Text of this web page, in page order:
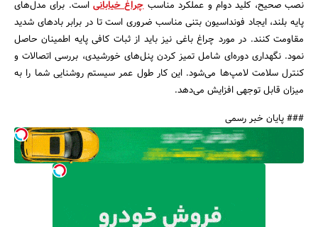
نصب صحیح، کلید دوام و عملکرد مناسبچراغ خیابانیاست. برای مدل‌های
پایه بلند، ایجاد فونداسیون بتنی مناسب ضروری است تا در برابر بادهای شدید
مقاومت کنند. در مورد چراغ باغی نیز باید از ثبات کافی پایه اطمینان حاصل
نمود. نگهداری دوره‌ای شامل تمیز کردن پنل‌های خورشیدی، بررسی اتصالات و
کنترل سلامت لامپ‌ها می‌شود. این کار طول عمر سیستم روشنایی شما را به
میزان قابل توجهی افزایش می‌دهد.
### پایان خبر رسمی